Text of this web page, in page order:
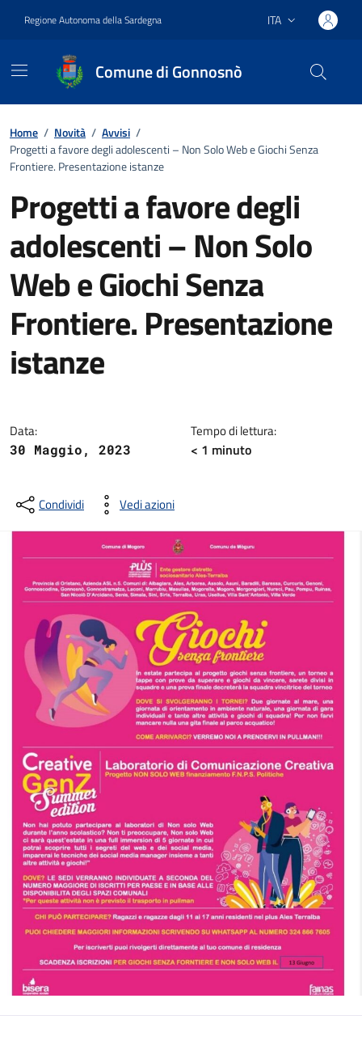
Regione Autonoma della Sardegna Lingua attiva:
ITA
Comune di Gonnosnò
Home / Novità / Avvisi /
Progetti a favore degli adolescenti – Non Solo Web e Giochi Senza
Frontiere. Presentazione istanze
Progetti a favore degli
adolescenti – Non Solo
Web e Giochi Senza
Frontiere. Presentazione
istanze
Data:
30 Maggio, 2023
Tempo di lettura:
< 1 minuto
Condividi Vedi azioni